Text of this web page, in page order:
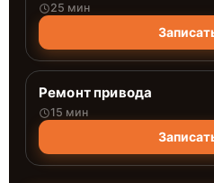
25 мин
Ремонт привода
15 мин